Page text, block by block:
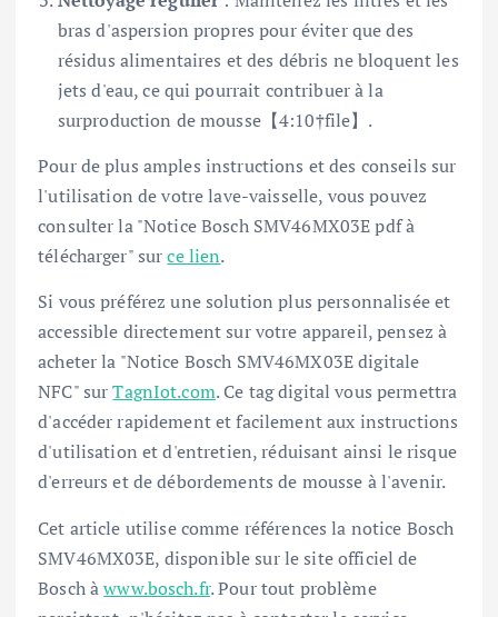
bras d'aspersion propres pour éviter que des
résidus alimentaires et des débris ne bloquent les
jets d'eau, ce qui pourrait contribuer à la
surproduction de mousse【4:10†file】.
Pour de plus amples instructions et des conseils sur
l'utilisation de votre lave-vaisselle, vous pouvez
consulter la "Notice Bosch SMV46MX03E pdf à
télécharger" surce lien.
Si vous préférez une solution plus personnalisée et
accessible directement sur votre appareil, pensez à
acheter la "Notice Bosch SMV46MX03E digitale
NFC" surTagnIot.com. Ce tag digital vous permettra
d'accéder rapidement et facilement aux instructions
d'utilisation et d'entretien, réduisant ainsi le risque
d'erreurs et de débordements de mousse à l'avenir.
Cet article utilise comme références la notice Bosch
SMV46MX03E, disponible sur le site officiel de
Bosch àwww.bosch.fr. Pour tout problème